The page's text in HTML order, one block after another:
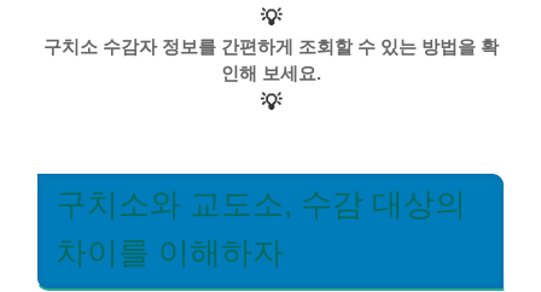
💡
구치소 수감자 정보를 간편하게 조회할 수 있는 방법을 확
인해 보세요.
💡
구치소와 교도소, 수감 대상의
차이를 이해하자